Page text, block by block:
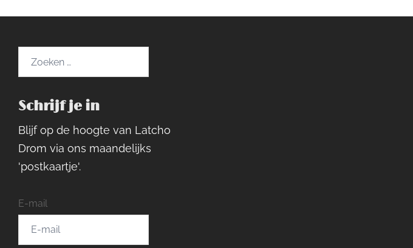
Schrijf je in
Blijf op de hoogte van Latcho
Drom via ons maandelijks
'postkaartje'.
E-mail